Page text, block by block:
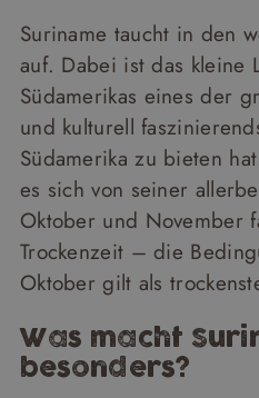
Suriname taucht in den
auf. Dabei ist das kleine
Südamerikas eines der
und kulturell
Südamerika zu bieten
es sich von seiner
Oktober und November
Trockenzeit – die
Oktober gilt als
Was macht
besonders?